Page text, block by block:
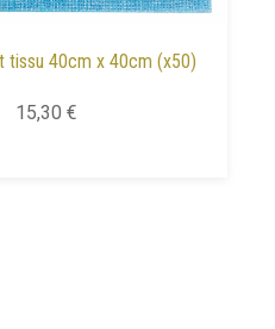
tissu 40cm x 40cm (x50)
15,30 €